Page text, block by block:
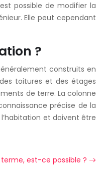
possible de modifier la
Elle peut cependant
?
construits en
toitures et des étages
de terre. La colonne
précise de la
et doivent être
est-ce possible ?